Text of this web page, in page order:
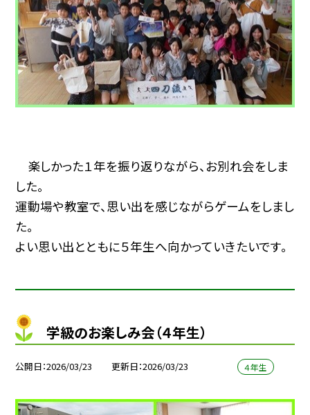
楽しかった１年を振り返りながら、お別れ会をしま
した。
運動場や教室で、思い出を感じながらゲームをしまし
た。
よい思い出とともに５年生へ向かっていきたいです。
学級のお楽しみ会（４年生）
公開日 2026/03/23 更新日 2026/03/23 ４年生